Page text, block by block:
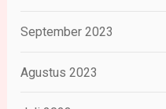
September 2023
Agustus 2023